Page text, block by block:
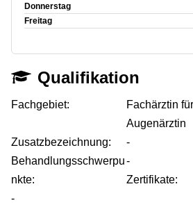
Donnerstag
Freitag
Qualifikation
Fachgebiet:
Fachärztin
Augenärztin
Zusatzbezeichnung:
-
Behandlungsschwerpu
nkte:
-
Zertifikate:
-